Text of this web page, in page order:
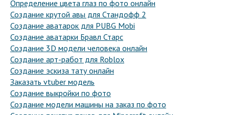
Определение цвета глаз по фото онлайн
Создание крутой авы для Стандофф 2
Создание аватарок для PUBG Mobi
Создание аватарки Бравл Старс
Создание 3D модели человека онлайн
Создание арт-работ для Roblox
Создание эскиза тату онлайн
Заказать vtuber модель
Создание выкройки по фото
Создание модели машины на заказ по фото